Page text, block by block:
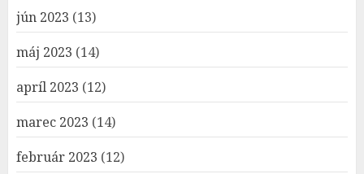
jún 2023 (13)
máj 2023 (14)
apríl 2023 (12)
marec 2023 (14)
február 2023 (12)